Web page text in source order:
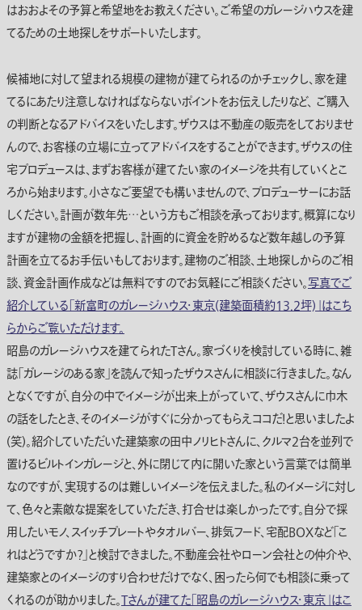
はおおよその予算と希望地をお教えください。ご希望のガレージハウスを建
てるための土地探しをサポートいたします。
候補地に対して望まれる規模の建物が建てられるのかチェックし、家を建
てるにあたり注意しなければならないポイントをお伝えしたりなど、 ご購入
の判断となるアドバイスをいたします。ザウスは不動産の販売をしておりませ
んので、お客様の立場に立ってアドバイスをすることができます。ザウスの住
宅プロデュースは、まずお客様が建てたい家のイメージを共有していくとこ
ろから始まります。小さなご要望でも構いませんので、プロデューサーにお話
しください。計画が数年先…という方もご相談を承っております。概算になり
ますが建物の金額を把握し、計画的に資金を貯めるなど数年越しの予算
計画を立てるお手伝いもしております。建物のご相談、土地探しからのご相
談、資金計画作成などは無料ですのでお気軽にご相談ください。写真でご
紹介している「新富町のガレージハウス・東京(建築面積約13.2坪)」はこち
らからご覧いただけます。
昭島のガレージハウスを建てられたTさん。家づくりを検討している時に、雑
誌「ガレージのある家」を読んで知ったザウスさんに相談に行きました。なん
となくですが、自分の中でイメージが出来上がっていて、ザウスさんに巾木
の話をしたとき、そのイメージがすぐに分かってもらえココだ！と思いましたよ
(笑)。紹介していただいた建築家の田中ノリヒトさんに、クルマ2台を並列で
置けるビルトインガレージと、外に閉じて内に開いた家という言葉では簡単
なのですが、実現するのは難しいイメージを伝えました。私のイメージに対し
て、色々と素敵な提案をしていただき、打合せは楽しかったです。自分で採
用したいモノ、スイッチプレートやタオルバー、排気フード、宅配BOXなど「こ
れはどうですか？」と検討できました。不動産会社やローン会社との仲介や、
建築家とのイメージのすり合わせだけでなく、困ったら何でも相談に乗って
くれるのが助かりました。Tさんが建てた「昭島のガレージハウス・東京」はこ